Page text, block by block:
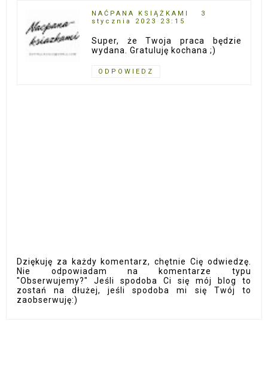
NAĆPANA KSIĄŻKAMI
3
stycznia 2023 23:15
Super, że Twoja praca będzie
wydana. Gratuluję kochana ;)
ODPOWIEDZ
Dziękuję za każdy komentarz, chętnie Cię odwiedzę.
Nie odpowiadam na komentarze typu
"Obserwujemy?" Jeśli spodoba Ci się mój blog to
zostań na dłużej, jeśli spodoba mi się Twój to
zaobserwuję:)